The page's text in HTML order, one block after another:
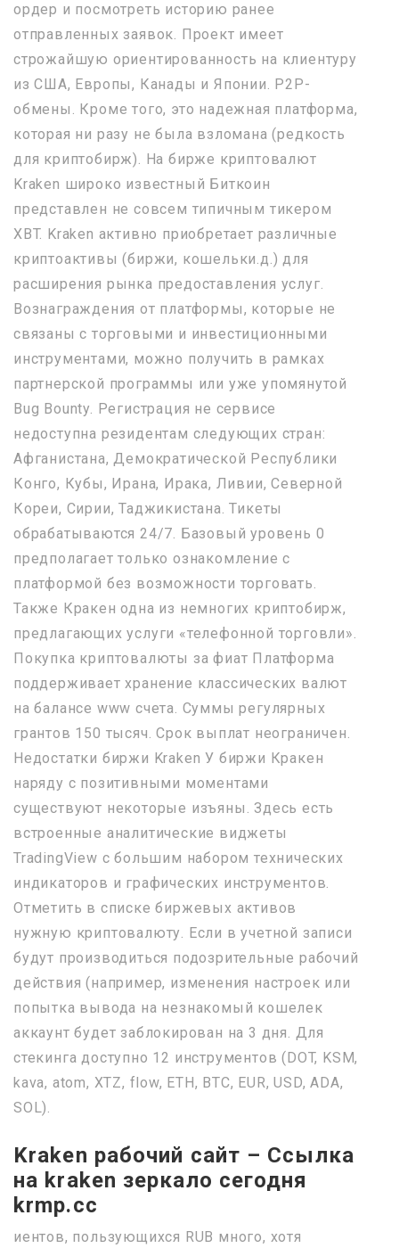
ордер и посмотреть историю ранее
отправленных заявок. Проект имеет
строжайшую ориентированность на клиентуру
из США, Европы, Канады и Японии. P2P-
обмены. Кроме того, это надежная платформа,
которая ни разу не была взломана (редкость
для криптобирж). На бирже криптовалют
Kraken широко известный Биткоин
представлен не совсем типичным тикером
XBT. Kraken активно приобретает различные
криптоактивы (биржи, кошельки.д.) для
расширения рынка предоставления услуг.
Вознаграждения от платформы, которые не
связаны с торговыми и инвестиционными
инструментами, можно получить в рамках
партнерской программы или уже упомянутой
Bug Bounty. Регистрация не сервисе
недоступна резидентам следующих стран:
Афганистана, Демократической Республики
Конго, Кубы, Ирана, Ирака, Ливии, Северной
Кореи, Сирии, Таджикистана. Тикеты
обрабатываются 24/7. Базовый уровень 0
предполагает только ознакомление с
платформой без возможности торговать.
Также Кракен одна из немногих криптобирж,
предлагающих услуги «телефонной торговли».
Покупка криптовалюты за фиат Платформа
поддерживает хранение классических валют
на балансе www счета. Суммы регулярных
грантов 150 тысяч. Срок выплат неограничен.
Недостатки биржи Kraken У биржи Кракен
наряду с позитивными моментами
существуют некоторые изъяны. Здесь есть
встроенные аналитические виджеты
TradingView с большим набором технических
индикаторов и графических инструментов.
Отметить в списке биржевых активов
нужную криптовалюту. Если в учетной записи
будут производиться подозрительные рабочий
действия (например, изменения настроек или
попытка вывода на незнакомый кошелек
аккаунт будет заблокирован на 3 дня. Для
стекинга доступно 12 инструментов (DOT, KSM,
kava, atom, XTZ, flow, ETH, BTC, EUR, USD, ADA,
SOL).
Kraken рабочий сайт – Ссылка
на kraken зеркало сегодня
krmp.cc
иентов, пользующихся RUB много, хотя